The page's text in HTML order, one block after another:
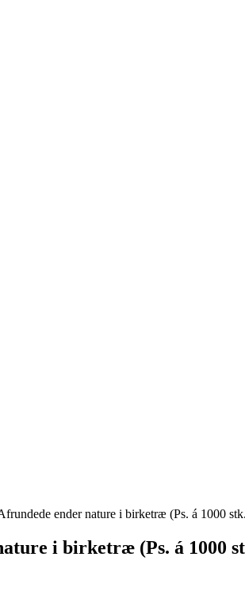
ender nature i birketræ (Ps. á 1000
i birketræ (Ps. á 1000